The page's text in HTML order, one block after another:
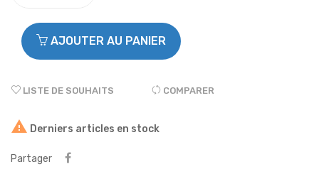
AJOUTER AU PANIER
LISTE DE SOUHAITS COMPARER
 Derniers articles en stock
Partager